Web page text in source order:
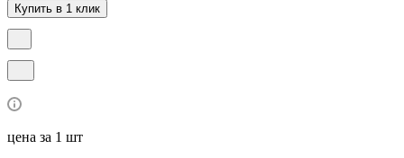
Купить в 1 клик
цена за 1 шт